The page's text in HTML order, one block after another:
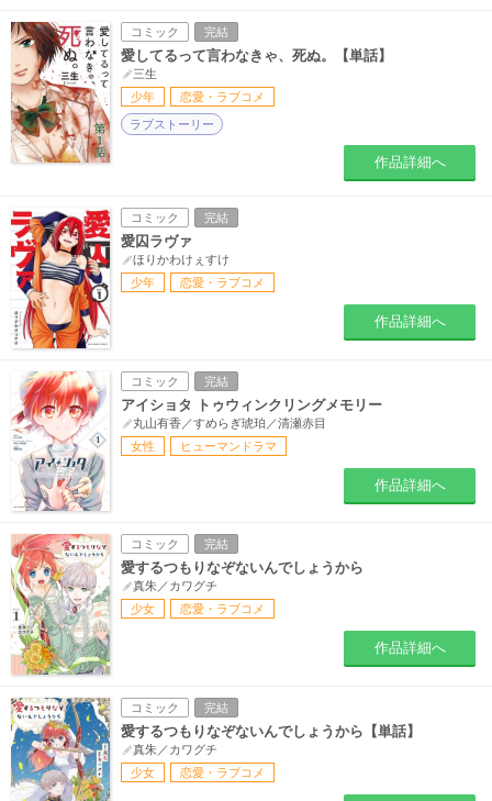
コミック 完結
愛してるって言わなきゃ、死ぬ。【単話】
三生
少年
恋愛・ラブコメ
ラブストーリー
作品詳細へ
コミック 完結
愛囚ラヴァ
ほりかわけぇすけ
少年
恋愛・ラブコメ
作品詳細へ
コミック 完結
アイショタ トゥウィンクリングメモリー
丸山有香／すめらぎ琥珀／清瀬赤目
女性
ヒューマンドラマ
作品詳細へ
コミック 完結
愛するつもりなぞないんでしょうから
真朱／カワグチ
少女
恋愛・ラブコメ
作品詳細へ
コミック 完結
愛するつもりなぞないんでしょうから【単話】
真朱／カワグチ
少女
恋愛・ラブコメ